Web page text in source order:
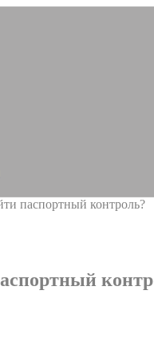
паспортный контроль?